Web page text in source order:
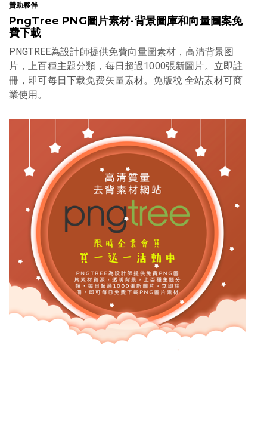
贊助夥伴
PngTree PNG圖片素材-背景圖庫和向量圖案免
費下載
PNGTREE為設計師提供免費向量圖素材，高清背景图
片，上百種主題分類，每日超過1000張新圖片。立即註
冊，即可每日下载免费矢量素材。免版稅 全站素材可商
業使用。